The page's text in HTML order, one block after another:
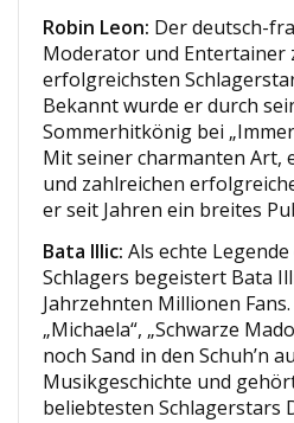
Robin Leon: Der deutsch-
Moderator und Entertainer
erfolgreichsten
Bekannt wurde er durch
Sommerhitkönig bei
Mit seiner charmanten Art,
und zahlreichen
er seit Jahren ein breites
Bata Illic: Als echte
Schlagers begeistert Bata
Jahrzehnten Millionen
„Michaela“, „Schwarze
noch Sand in den Schuh’n
Musikgeschichte und
beliebtesten Schlagerstars